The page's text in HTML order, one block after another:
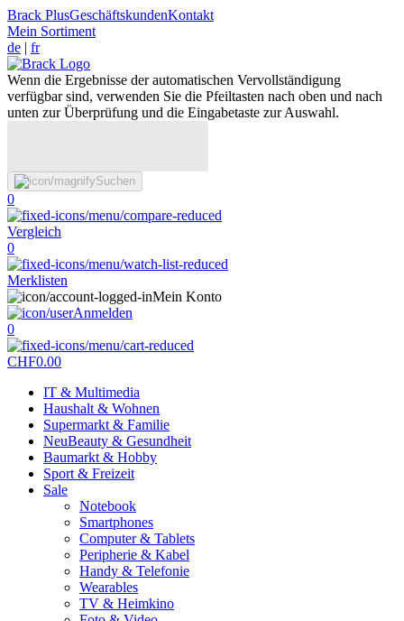
Brack PlusGeschäftskundenKontakt
Mein Sortiment
de | fr
Wenn die Ergebnisse der automatischen Vervollständigung
verfügbar sind, verwenden Sie die Pfeiltasten nach oben und nach
unten zur Überprüfung und die Eingabetaste zur Auswahl.
Suchen
0
Vergleich
0
Merklisten
Mein Konto
Anmelden
0
CHF0.00
IT & Multimedia
Haushalt & Wohnen
Supermarkt & Familie
NeuBeauty & Gesundheit
Baumarkt & Hobby
Sport & Freizeit
Sale
Notebook
Smartphones
Computer & Tablets
Peripherie & Kabel
Handy & Telefonie
Wearables
TV & Heimkino